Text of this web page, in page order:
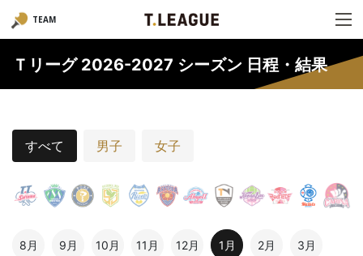
TEAM
Ｔリーグ 2026-2027 シーズン 日程・結果
すべて 男子 女子
8月 9月 10月 11月 12月 1月 2月 3月